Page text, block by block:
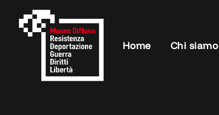
Home Chi siamo